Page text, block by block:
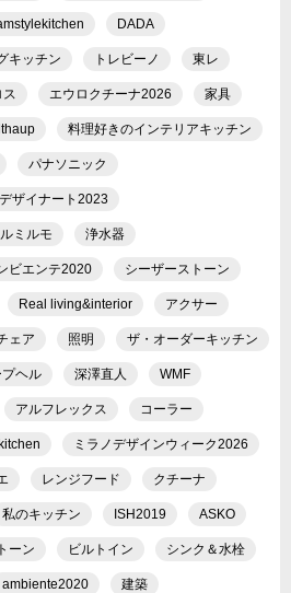
DADA
キッチン トレビーノ 東レ
エウロクチーナ2026 家具
料理好きのインテリアキッチン
パナソニック
デザイナート2023
ミルモ 浄水器
ビエンテ2020 シーザーストーン
Real living&interior アクサー
ェア 照明 ザ・オーダーキッチン
プヘル 深澤直人 WMF
アルフレックス コーラー
ミラノデザインウィーク2026
レンジフード クチーナ
私のキッチン ISH2019 ASKO
ーン ビルトイン シンク＆水栓
ambiente2020 建築